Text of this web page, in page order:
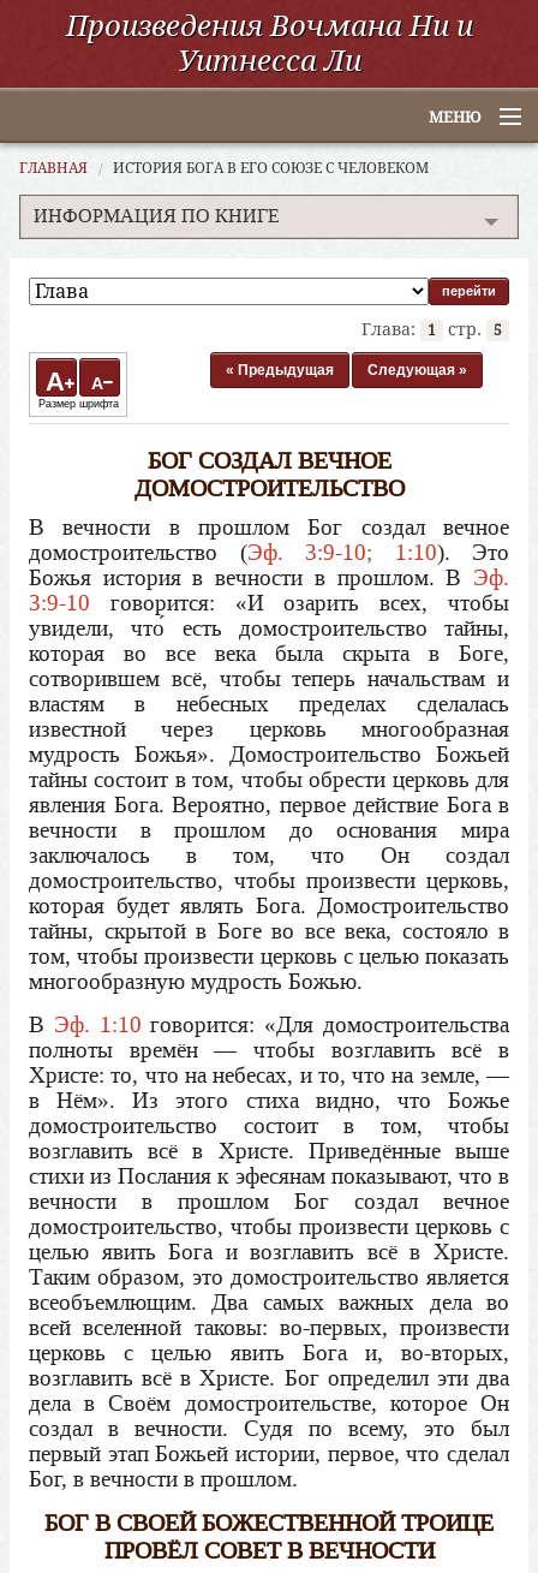
Произведения Вочмана Ни и
Уитнесса Ли
МЕНЮ
Главная
По алфавиту
Электронные книги
ССУО
ГЛАВНАЯ ИСТОРИЯ БОГА В ЕГО СОЮЗЕ С ЧЕЛОВЕКОМ
ИНФОРМАЦИЯ ПО КНИГЕ
Глава: 1 стр. 5
A A
Размер шрифта
« Предыдущая Следующая »
БОГ СОЗДАЛ ВЕЧНОЕ
ДОМОСТРОИТЕЛЬСТВО
В вечности в прошлом Бог создал вечное
домостроительство (Эф. 3:9-10; 1:10). Это
Божья история в вечности в прошлом. В Эф.
3:9-10 говорится: «И озарить всех, чтобы
увидели, что́ есть домостроительство тайны,
которая во все века была скрыта в Боге,
сотворившем всё, чтобы теперь начальствам и
властям в небесных пределах сделалась
известной через церковь многообразная
мудрость Божья». Домостроительство Божьей
тайны состоит в том, чтобы обрести церковь для
явления Бога. Вероятно, первое действие Бога в
вечности в прошлом до основания мира
заключалось в том, что Он создал
домостроительство, чтобы произвести церковь,
которая будет являть Бога. Домостроительство
тайны, скрытой в Боге во все века, состояло в
том, чтобы произвести церковь с целью показать
многообразную мудрость Божью.
В Эф. 1:10 говорится: «Для домостроительства
полноты времён — чтобы возглавить всё в
Христе: то, что на небесах, и то, что на земле, —
в Нём». Из этого стиха видно, что Божье
домостроительство состоит в том, чтобы
возглавить всё в Христе. Приведённые выше
стихи из Послания к эфесянам показывают, что в
вечности в прошлом Бог создал вечное
домостроительство, чтобы произвести церковь с
целью явить Бога и возглавить всё в Христе.
Таким образом, это домостроительство является
всеобъемлющим. Два самых важных дела во
всей вселенной таковы: во-первых, произвести
церковь с целью явить Бога и, во-вторых,
возглавить всё в Христе. Бог определил эти два
дела в Своём домостроительстве, которое Он
создал в вечности. Судя по всему, это был
первый этап Божьей истории, первое, что сделал
Бог, в вечности в прошлом.
БОГ В СВОЕЙ БОЖЕСТВЕННОЙ ТРОИЦЕ
ПРОВЁЛ СОВЕТ В ВЕЧНОСТИ